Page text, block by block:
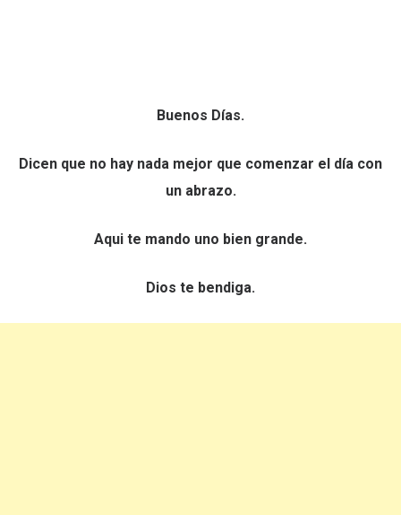
Buenos Días.
Dicen que no hay nada mejor que comenzar el día con
un abrazo.
Aqui te mando uno bien grande.
Dios te bendiga.